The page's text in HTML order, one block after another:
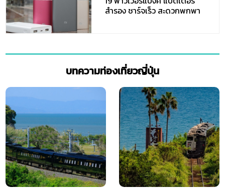
สำรอง ชาร์จเร็ว สะดวกพกพา
บทความท่องเที่ยวญี่ปุ่น